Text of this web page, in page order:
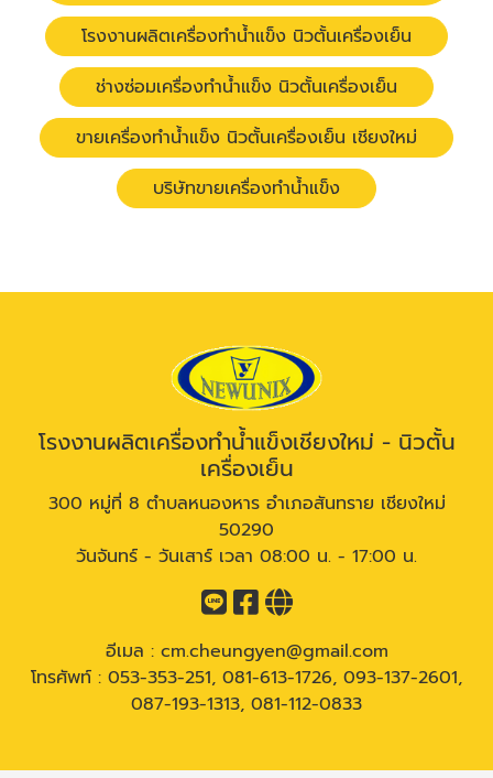
โรงงานผลิตเครื่องทำน้ำแข็ง นิวตั้นเครื่องเย็น
ช่างซ่อมเครื่องทำน้ำแข็ง นิวตั้นเครื่องเย็น
ขายเครื่องทำน้ำแข็ง นิวตั้นเครื่องเย็น เชียงใหม่
บริษัทขายเครื่องทำน้ำแข็ง
โรงงานผลิตเครื่องทำน้ำแข็งเชียงใหม่ - นิวตั้น
เครื่องเย็น
300 หมู่ที่ 8 ตำบลหนองหาร อำเภอสันทราย เชียงใหม่
50290
วันจันทร์ - วันเสาร์ เวลา 08:00 น. - 17:00 น.
อีเมล : cm.cheungyen@gmail.com
โทรศัพท์ : 053-353-251, 081-613-1726, 093-137-2601,
087-193-1313, 081-112-0833